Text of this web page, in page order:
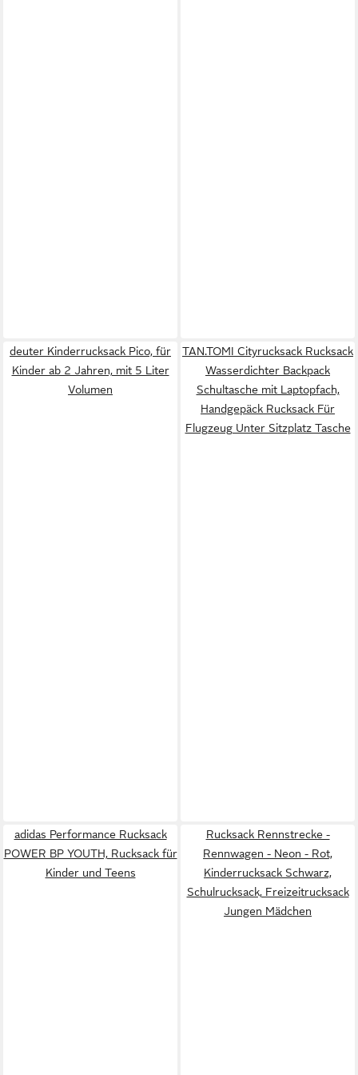
deuter Kinderrucksack Pico, für
Kinder ab 2 Jahren, mit 5 Liter
Volumen
TAN.TOMI Cityrucksack Rucksack
Wasserdichter Backpack
Schultasche mit Laptopfach,
Handgepäck Rucksack Für
Flugzeug Unter Sitzplatz Tasche
adidas Performance Rucksack
POWER BP YOUTH, Rucksack für
Kinder und Teens
Rucksack Rennstrecke -
Rennwagen - Neon - Rot,
Kinderrucksack Schwarz,
Schulrucksack, Freizeitrucksack
Jungen Mädchen